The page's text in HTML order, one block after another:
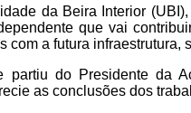
da Beira Interior
que vai
com a futura
partiu do Presidente da
as conclusões dos